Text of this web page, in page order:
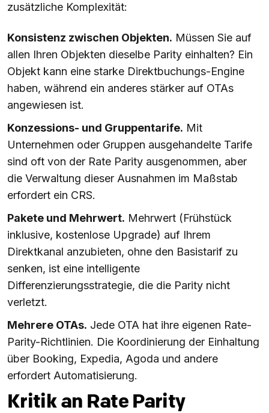
zusätzliche Komplexität:
Konsistenz zwischen Objekten. Müssen Sie auf
allen Ihren Objekten dieselbe Parity einhalten? Ein
Objekt kann eine starke Direktbuchungs-Engine
haben, während ein anderes stärker auf OTAs
angewiesen ist.
Konzessions- und Gruppentarife. Mit
Unternehmen oder Gruppen ausgehandelte Tarife
sind oft von der Rate Parity ausgenommen, aber
die Verwaltung dieser Ausnahmen im Maßstab
erfordert ein CRS.
Pakete und Mehrwert. Mehrwert (Frühstück
inklusive, kostenlose Upgrade) auf Ihrem
Direktkanal anzubieten, ohne den Basistarif zu
senken, ist eine intelligente
Differenzierungsstrategie, die die Parity nicht
verletzt.
Mehrere OTAs. Jede OTA hat ihre eigenen Rate-
Parity-Richtlinien. Die Koordinierung der Einhaltung
über Booking, Expedia, Agoda und andere
erfordert Automatisierung.
Kritik an Rate Parity